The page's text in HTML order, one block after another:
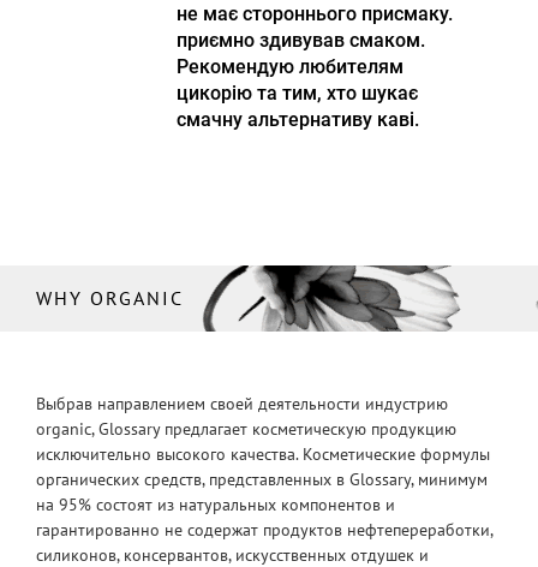
не має стороннього присмаку.
приємно здивував смаком.
Рекомендую любителям
цикорію та тим, хто шукає
смачну альтернативу каві.
WHY ORGANIC
Выбрав направлением своей деятельности индустрию
organic, Glossary предлагает косметическую продукцию
исключительно высокого качества. Косметические формулы
органических средств, представленных в Glossary, минимум
на 95% состоят из натуральных компонентов и
гарантированно не содержат продуктов нефтепереработки,
силиконов, консервантов, искусственных отдушек и